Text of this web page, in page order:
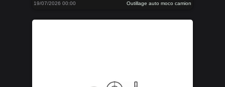
19/07/2026 00:00 Outillage auto moco camion